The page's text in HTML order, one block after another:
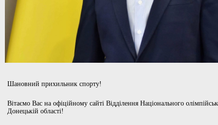
Шановний прихильник спорту!
Вітаємо Вас на офіційному сайті Відділення Національного
Донецькій області!